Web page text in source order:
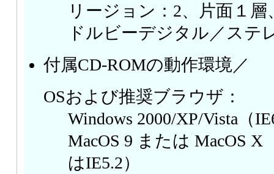
リージョン：2、片面１
ドルビーデジタル／ステ
付属CD-ROMの動作環境／
OSおよび推奨ブラウザ：
Windows 2000/XP/Vista（
MacOS 9 または MacOS X
はIE5.2）